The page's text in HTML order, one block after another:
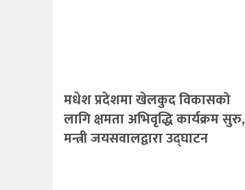
मधेश प्रदेशमा खेलकुद विकासको
लागि क्षमता अभिवृद्धि कार्यक्रम सुरु,
मन्त्री जयसवालद्वारा उद्घाटन